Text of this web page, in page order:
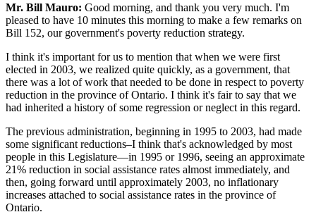
Mr. Bill Mauro: Good morning, and thank you very much. I'm
pleased to have 10 minutes this morning to make a few remarks on
Bill 152, our government's poverty reduction strategy.
I think it's important for us to mention that when we were first
elected in 2003, we realized quite quickly, as a government, that
there was a lot of work that needed to be done in respect to poverty
reduction in the province of Ontario. I think it's fair to say that we
had inherited a history of some regression or neglect in this regard.
The previous administration, beginning in 1995 to 2003, had made
some significant reductions–I think that's acknowledged by most
people in this Legislature—in 1995 or 1996, seeing an approximate
21% reduction in social assistance rates almost immediately, and
then, going forward until approximately 2003, no inflationary
increases attached to social assistance rates in the province of
Ontario.